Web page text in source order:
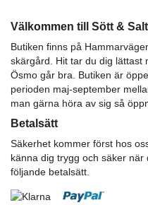
Välkommen till Sött & Salt
Butiken finns på
skärgård. Hit tar du dig lättast
Ösmo går bra. Butiken är
perioden maj-september
man gärna höra av sig så
Betalsätt
Säkerhet kommer först hos
känna dig trygg och säker
följande betalsätt.